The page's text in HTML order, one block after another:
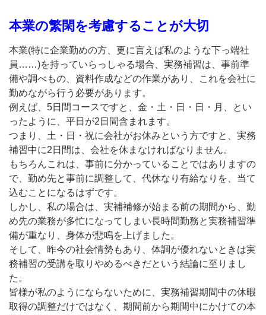
本業の繁閑を考慮することが大切
本業(特に企業勤めの方、更に言えば私のような下っ端社
員……)を持っていらっしゃる場合、実務補習は、事前準
備や調べもの、資料作成などの作業があり、これを会社に
勤めながら行う必要があります。
例えば、5日間コースですと、金・土・日・日・月、とい
ったように、平日が2日間含まれます。
つまり、土・日・祝に会社がお休みという方ですと、実務
補習中に2日間は、会社を休まなければなりません。
もちろんこれは、事前に分かっていることではありますの
で、勤め先と事前に調整して、代休なり有給なりを、当て
込むことになるはずです。
しかし、私の場合は、実補補修が始まる前の期間から、勤
め先の業務が多忙になってしまい長時間勤務と実務補習準
備が重なり、身体が悲鳴を上げました。
そして、昨今の社会情勢もあり、体調が優れないときは実
務補習の受講を取りやめるべきだという結論に至りまし
た。
皆様が私のようにならないために、実務補習期間中の休暇
取得の調整だけではなく、期間前から期間中にかけての本